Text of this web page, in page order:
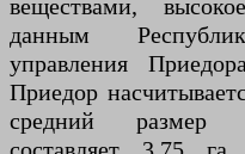
веществами,
данным
управления
Приедор
средний размер